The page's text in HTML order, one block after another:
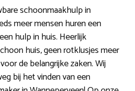
schoonmaakhulp in
meer mensen huren een
hulp in huis. Heerlijk
huis, geen rotklusjes meer
de belangrijke zaken. Wij
bij het vinden van een